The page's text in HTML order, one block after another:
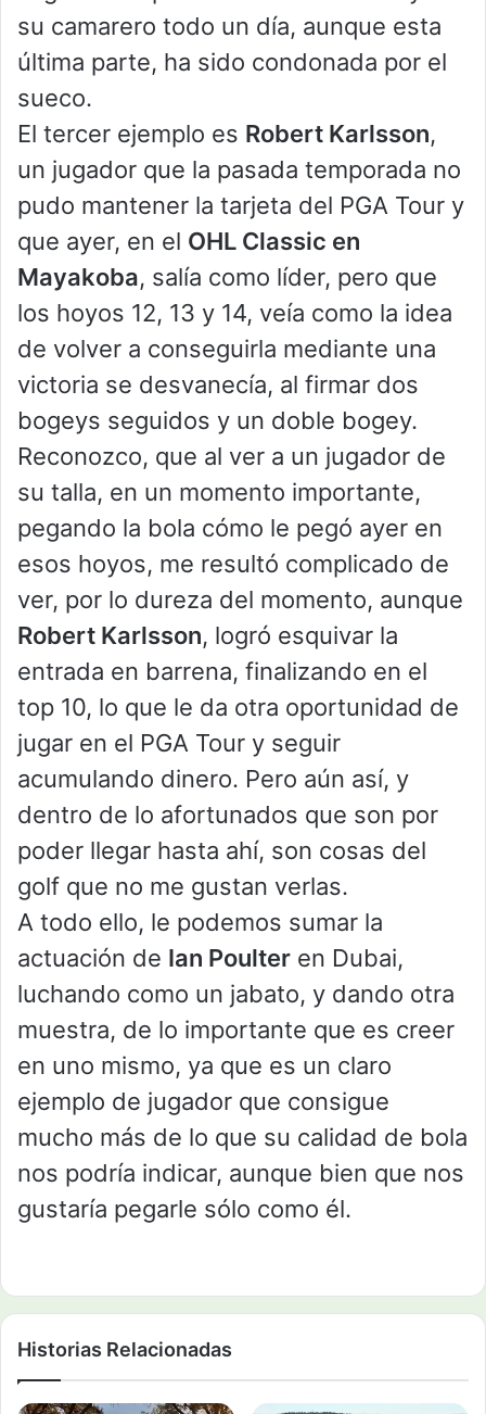
su camarero todo un día, aunque esta
última parte, ha sido condonada por el
sueco.
El tercer ejemplo es Robert Karlsson,
un jugador que la pasada temporada no
pudo mantener la tarjeta del PGA Tour y
que ayer, en el OHL Classic en
Mayakoba, salía como líder, pero que
los hoyos 12, 13 y 14, veía como la idea
de volver a conseguirla mediante una
victoria se desvanecía, al firmar dos
bogeys seguidos y un doble bogey.
Reconozco, que al ver a un jugador de
su talla, en un momento importante,
pegando la bola cómo le pegó ayer en
esos hoyos, me resultó complicado de
ver, por lo dureza del momento, aunque
Robert Karlsson, logró esquivar la
entrada en barrena, finalizando en el
top 10, lo que le da otra oportunidad de
jugar en el PGA Tour y seguir
acumulando dinero. Pero aún así, y
dentro de lo afortunados que son por
poder llegar hasta ahí, son cosas del
golf que no me gustan verlas.
A todo ello, le podemos sumar la
actuación de Ian Poulter en Dubai,
luchando como un jabato, y dando otra
muestra, de lo importante que es creer
en uno mismo, ya que es un claro
ejemplo de jugador que consigue
mucho más de lo que su calidad de bola
nos podría indicar, aunque bien que nos
gustaría pegarle sólo como él.
Historias Relacionadas